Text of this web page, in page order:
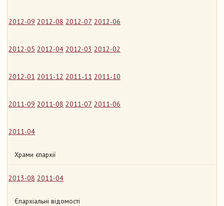
2012-09 2012-08 2012-07 2012-06
2012-05 2012-04 2012-03 2012-02
2012-01 2011-12 2011-11 2011-10
2011-09 2011-08 2011-07 2011-06
2011-04
Храми єпархії
2013-08 2011-04
Єпархіальні відомості